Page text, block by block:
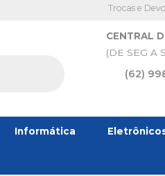
Trocas e
CENTRAL
(DE SEG A
(62)
Informática